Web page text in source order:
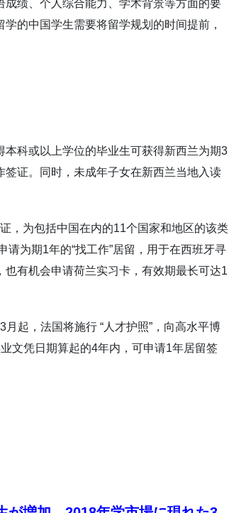
绩、个人综合能力、学术背景等方面的要
的中国学生需要将留学规划的时间提前，
科或以上学位的毕业生可获得新西兰为期3
证。同时，未成年子女在新西兰当地入读
，为包括中国在内的11个国家和地区的该类
为期1年的“找工作”居留，用于在西班牙寻
有机会申请荷兰实习卡，有效期最长可达1
起，法国将施行 “人才护照”，向高水平博
文凭日期算起的4年内，可申请1年居留签